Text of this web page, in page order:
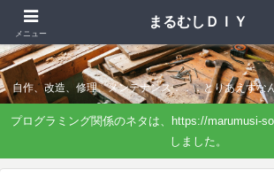
まるむしＤＩＹ
自作、改造、修理、メンテナンス．．．とりあえずな
プログラミング関係のネタは、https://marumusi-
しました。
メニュー
まるむしＤＩＹ